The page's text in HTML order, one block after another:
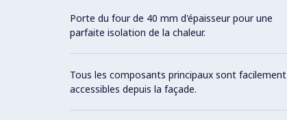
Porte du four de 40 mm d'épaisseur pour une
parfaite isolation de la chaleur.
Tous les composants principaux sont facilement
accessibles depuis la façade.